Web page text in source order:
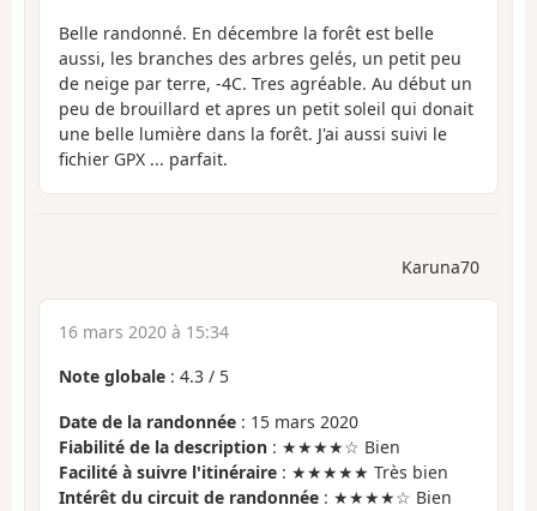
Belle randonné. En décembre la forêt est belle
aussi, les branches des arbres gelés, un petit peu
de neige par terre, -4C. Tres agréable. Au début un
peu de brouillard et apres un petit soleil qui donait
une belle lumière dans la forêt. J'ai aussi suivi le
fichier GPX ... parfait.
Karuna70
16 mars 2020 à 15:34
Note globale : 4.3 / 5
Date de la randonnée : 15 mars 2020
Fiabilité de la description : ★★★★☆ Bien
Facilité à suivre l'itinéraire : ★★★★★ Très bien
Intérêt du circuit de randonnée : ★★★★☆ Bien